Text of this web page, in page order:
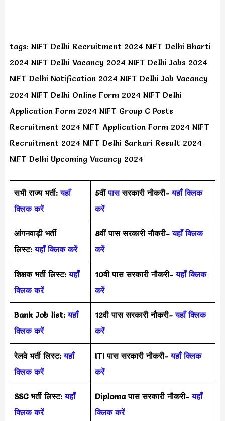
tags: NIFT Delhi Recruitment 2024 NIFT Delhi Bharti
2024 NIFT Delhi Vacancy 2024 NIFT Delhi Jobs 2024
NIFT Delhi Notification 2024 NIFT Delhi Job Vacancy
2024 NIFT Delhi Online Form 2024 NIFT Delhi
Application Form 2024 NIFT Group C Posts
Recruitment 2024 NIFT Application Form 2024 NIFT
Recruitment 2024 NIFT Delhi Sarkari Result 2024
NIFT Delhi Upcoming Vacancy 2024
सभी राज्य भर्ती: यहाँ
क्लिक करें
5वींपाससरकारी नौकरी- यहाँ क्लिक
करें
आंगनवाड़ी भर्ती
लिस्ट: यहाँ क्लिक करें
8वीं पास सरकारी नौकरी- यहाँ क्लिक
करें
शिक्षक भर्ती लिस्ट: यहाँ
क्लिक करें
10वी पास सरकारी नौकरी- यहाँ क्लिक
करें
Bank Job list: यहाँ
क्लिक करें
12वी पास सरकारी नौकरी- यहाँ क्लिक
करें
रेलवे भर्ती लिस्ट: यहाँ
क्लिक करें
ITI पास सरकारी नौकरी- यहाँ क्लिक
करें
SSC भर्ती लिस्ट: यहाँ
क्लिक करें
Diploma पास सरकारी नौकरी- यहाँ
क्लिक करें